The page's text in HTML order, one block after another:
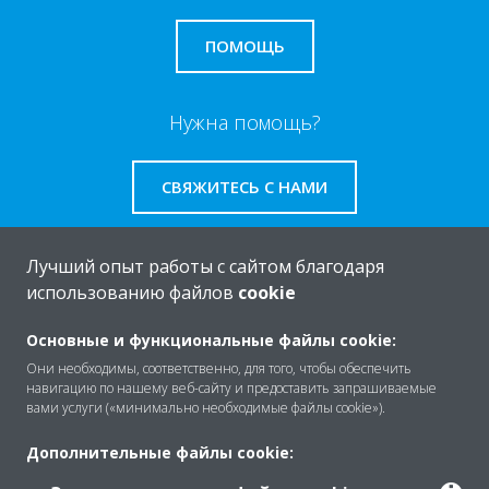
ПОМОЩЬ
Нужна помощь?
СВЯЖИТЕСЬ С НАМИ
Решения
Помощь
Лучший опыт работы с сайтом благодаря
использованию файлов cookie
Основные и функциональные файлы cookie:
Они необходимы, соответственно, для того, чтобы обеспечить
навигацию по нашему веб-сайту и предоставить запрашиваемые
вами услуги («минимально необходимые файлы cookie»).
Дополнительные файлы cookie: